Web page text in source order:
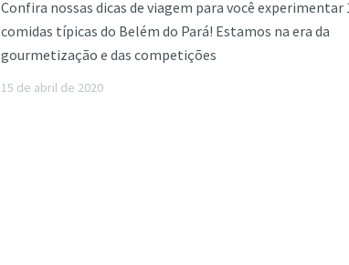
Confira nossas dicas de viagem para você experimentar
comidas típicas do Belém do Pará! Estamos na era da
gourmetização e das competições
15 de abril de 2020